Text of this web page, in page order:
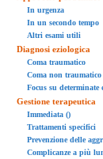
In urgenza
In un secondo tempo
Altri esami utili
Diagnosi eziologica
Coma traumatico
Coma non traumatico
Focus su determinate
Gestione terapeutica
Immediata ()
Trattamenti specifici
Prevenzione delle
Complicanze a più